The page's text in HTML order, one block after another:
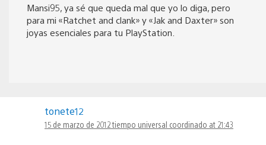
Mansi95, ya sé que queda mal que yo lo diga, pero
para mi «Ratchet and clank» y «Jak and Daxter» son
joyas esenciales para tu PlayStation.
tonete12
15 de marzo de 2012 tiempo universal coordinado at 21:43